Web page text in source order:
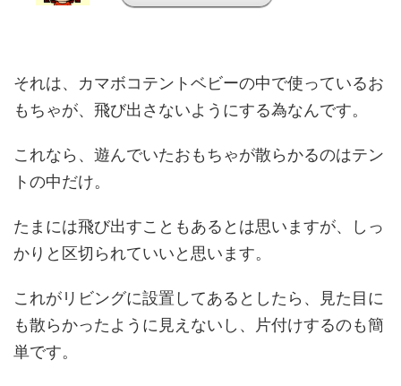
それは、カマボコテントベビーの中で使っているお
もちゃが、飛び出さないようにする為なんです。
これなら、遊んでいたおもちゃが散らかるのはテン
トの中だけ。
たまには飛び出すこともあるとは思いますが、しっ
かりと区切られていいと思います。
これがリビングに設置してあるとしたら、見た目に
も散らかったように見えないし、片付けするのも簡
単です。